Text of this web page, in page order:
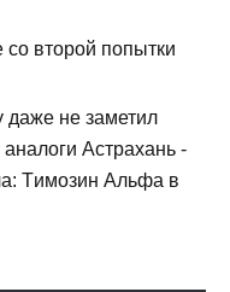
со второй попытки
даже не заметил
Астрахань -
Tимозин Альфа в